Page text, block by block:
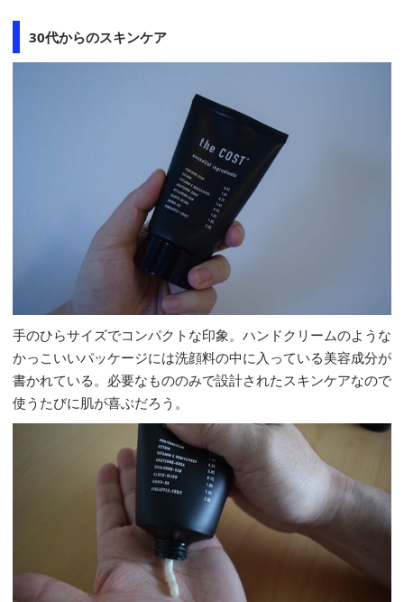
30代からのスキンケア
手のひらサイズでコンパクトな印象。ハンドクリームのような
かっこいいパッケージには洗顔料の中に入っている美容成分が
書かれている。必要なもののみで設計されたスキンケアなので
使うたびに肌が喜ぶだろう。